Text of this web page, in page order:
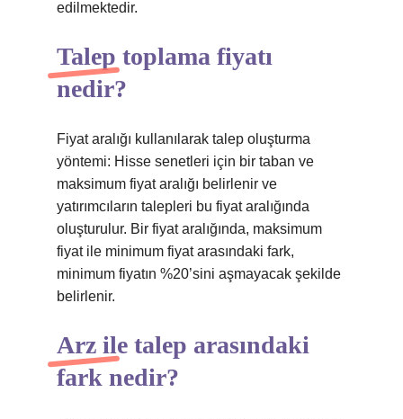
edilmektedir.
Talep toplama fiyatı
nedir?
Fiyat aralığı kullanılarak talep oluşturma
yöntemi: Hisse senetleri için bir taban ve
maksimum fiyat aralığı belirlenir ve
yatırımcıların talepleri bu fiyat aralığında
oluşturulur. Bir fiyat aralığında, maksimum
fiyat ile minimum fiyat arasındaki fark,
minimum fiyatın %20’sini aşmayacak şekilde
belirlenir.
Arz ile talep arasındaki
fark nedir?